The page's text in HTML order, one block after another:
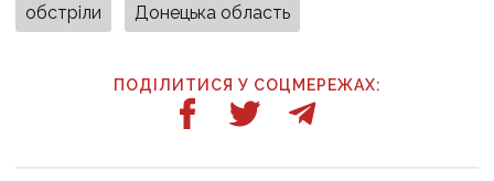
обстріли Донецька область
ПОДІЛИТИСЯ У СОЦМЕРЕЖАХ: